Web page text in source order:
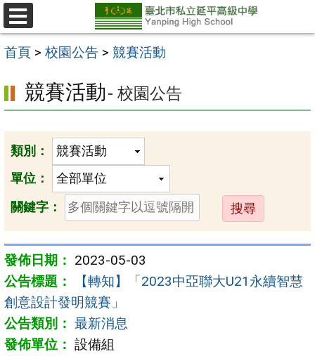
跳
至
主
容
區
選
單
首頁 > 校園公告 > 競賽活動
競賽活動- 校園公告
類別：
單位：
關鍵字：
送
出
2023-05-03
【轉知】「2023中亞聯大U21永續智慧
創意設計發明競賽」
最新消息
設備組